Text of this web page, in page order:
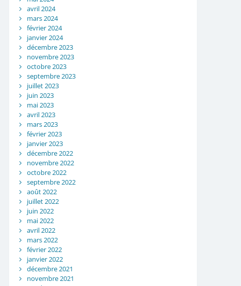
avril 2024
mars 2024
février 2024
janvier 2024
décembre 2023
novembre 2023
octobre 2023
septembre 2023
juillet 2023
juin 2023
mai 2023
avril 2023
mars 2023
février 2023
janvier 2023
décembre 2022
novembre 2022
octobre 2022
septembre 2022
août 2022
juillet 2022
juin 2022
mai 2022
avril 2022
mars 2022
février 2022
janvier 2022
décembre 2021
novembre 2021